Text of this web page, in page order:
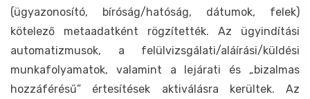
(ügyazonosító, bíróság/hatóság, dátumok, felek)
kötelező metaadatként rögzítették. Az ügyindítási
automatizmusok, a felülvizsgálati/aláírási/küldési
munkafolyamatok, valamint a lejárati és „bizalmas
hozzáférésű” értesítések aktiválásra kerültek. Az